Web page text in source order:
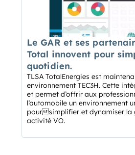
Le GAR et ses
Total innovent pour
quotidien.
TLSA TotalEnergies est
environnement TEC3H. Cette
et permet d’offrir aux
l’automobile un environnement
poursimplifier et dynamiser la
activité VO.